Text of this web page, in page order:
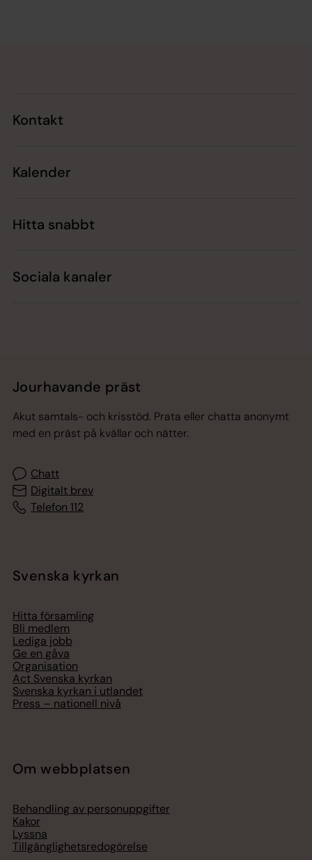
Kontakt
Kalender
Hitta snabbt
Sociala kanaler
Jourhavande präst
Akut samtals- och krisstöd. Prata eller chatta anonymt
med en präst på kvällar och nätter.
Chatt
Digitalt brev
Telefon 112
Svenska kyrkan
Hitta församling
Bli medlem
Lediga jobb
Ge en gåva
Organisation
Act Svenska kyrkan
Svenska kyrkan i utlandet
Press – nationell nivå
Om webbplatsen
Behandling av personuppgifter
Kakor
Lyssna
Tillgänglighetsredogörelse